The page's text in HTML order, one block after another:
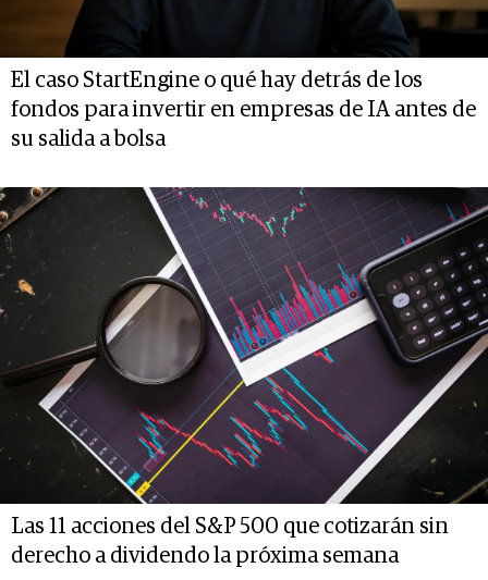
El caso StartEngine o qué hay detrás de los
fondos para invertir en empresas de IA antes de
su salida a bolsa
Las 11 acciones del S&P 500 que cotizarán sin
derecho a dividendo la próxima semana